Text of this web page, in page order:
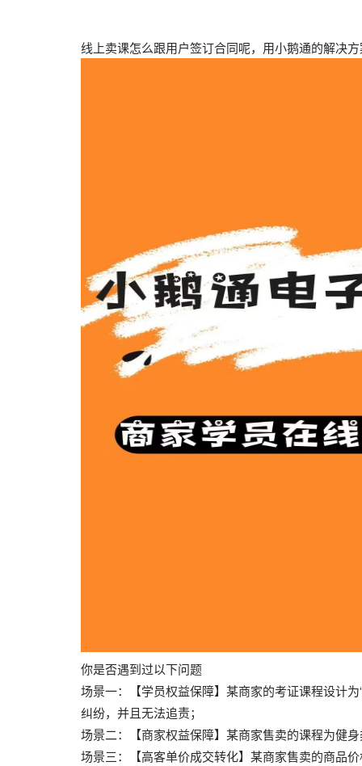
线上卖课怎么跟用户签订合同呢，用小鹅通的解决
你是否遇到过以下问题
场景一：【学员权益保障】某商家的考证课程设计
纠纷，并且无法追责；
场景二：【商家权益保障】某商家售卖的课程为健
场景三：【高客单价成交转化】某商家售卖的商品